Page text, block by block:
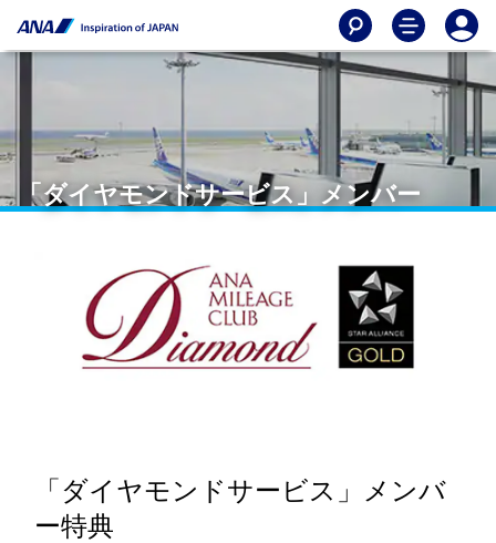
「ダイヤモンドサービス」メンバー
「ダイヤモンドサービス」メンバ
ー特典